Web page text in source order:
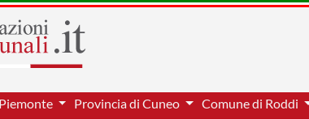
Provincia di Cuneo
Comune di Roddi